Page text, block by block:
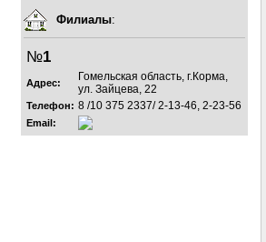
Филиалы:
№1
Адрес:
Гомельская область, г.Корма,
ул. Зайцева, 22
Телефон: 8 /10 375 2337/ 2-13-46, 2-23-56
Email: